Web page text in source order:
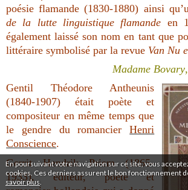
En poursuivant votre navigation sur ce site, vous
cookies. Ces derniers assurent le bon fonctionnement
savoir plus
poésie flamande (1830-1880) ainsi
de la lutte linguistique flamande en
également laissé son nom en tant que
littéraire symbolisé par la revue Van Nu
Madame Bovary
Gentil Théodore Antheunis
(1840-1907) était poète et
compositeur en même temps que
le gendre du romancierHenri
Conscience.
Gerrit Hendrik Priem (1865-
1933), éditeur, poète et